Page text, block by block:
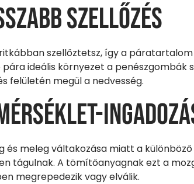
szellőzés
szellőztetsz, így a
pára ideális környezet a penészgombák
felületén megül a nedvesség.
és meleg váltakozása miatt a
tágulnak. A tömítőanyagnak ezt a
megrepedezik vagy elválik.